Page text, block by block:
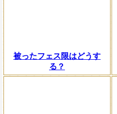
被ったフェス限はどうす
る？